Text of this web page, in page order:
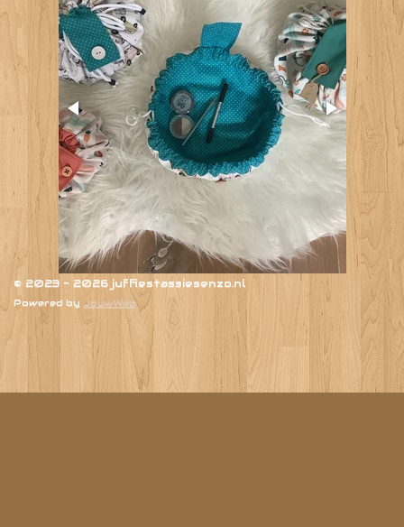
© 2023 - 2026 juffiestassiesenzo.nl
Powered by JouwWeb